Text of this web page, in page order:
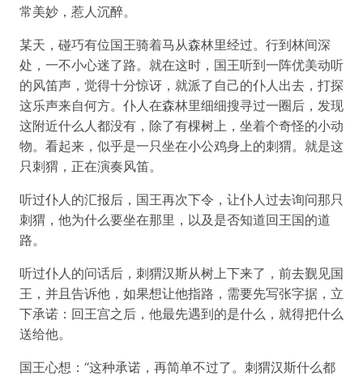
常美妙，惹人沉醉。
某天，碰巧有位国王骑着马从森林里经过。行到林间深
处，一不小心迷了路。就在这时，国王听到一阵优美动听
的风笛声，觉得十分惊讶，就派了自己的仆人出去，打探
这乐声来自何方。仆人在森林里细细搜寻过一圈后，发现
这附近什么人都没有，除了有棵树上，坐着个奇怪的小动
物。看起来，似乎是一只坐在小公鸡身上的刺猬。就是这
只刺猬，正在演奏风笛。
听过仆人的汇报后，国王再次下令，让仆人过去询问那只
刺猬，他为什么要坐在那里，以及是否知道回王国的道
路。
听过仆人的问话后，刺猬汉斯从树上下来了，前去觐见国
王，并且告诉他，如果想让他指路，需要先写张字据，立
下承诺：回王宫之后，他最先遇到的是什么，就得把什么
送给他。
国王心想：“这种承诺，再简单不过了。刺猬汉斯什么都